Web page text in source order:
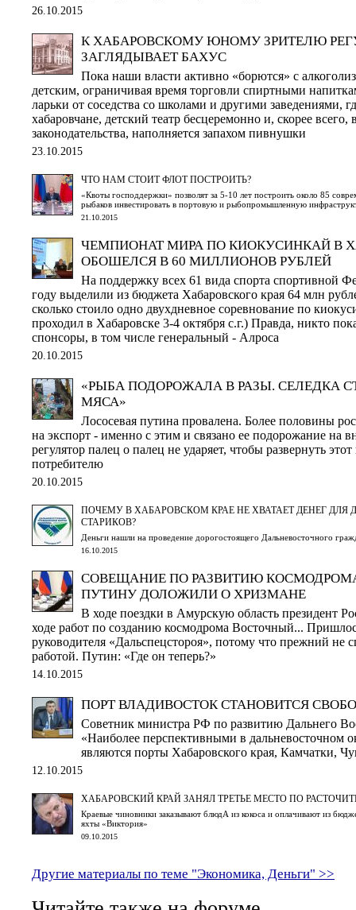
26.10.2015
К ХАБАРОВСКОМУ ЮНОМУ ЗРИТЕЛЮ
ЗАГЛЯДЫВАЕТ БАХУС
Пока наши власти активно «борются» с
детским, ограничивая время торговли спиртными
ларьки от соседства со школами и другими заведениями,
хабаровчане, детский театр бесцеремонно и, скорее
законодательства, наполняется запахом пивнушки
23.10.2015
ЧТО НАМ СТОИТ ФЛОТ ПОСТРОИТЬ?
«Квоты господдержки» позволят за 5-10 лет построить около 85
рыбаков инвестировать в портовую и рыбопромышленную
21.10.2015
ЧЕМПИОНАТ МИРА ПО КИОКУСИНКАЙ В
ОБОШЕЛСЯ В 60 МИЛЛИОНОВ РУБЛЕЙ
На поддержку всех 61 вида спорта спортивной
году выделили из бюджета Хабаровского края 64 млн
сколько стоило одно двухдневное соревнование по
проходил в Хабаровске 3-4 октября с.г.) Правда, никто
спонсоры, в том числе генеральный - Алроса
20.10.2015
«РЫБА ПОДОРОЖАЛА В РАЗЫ. СЕЛЕДКА
МЯСА»
Лососевая путина провалена. Более половины
на экспорт - именно с этим и связано ее подорожание на
регулятор палец о палец не ударяет, чтобы развернуть
потребителю
20.10.2015
ПОЧЕМУ В ХАБАРОВСКОМ КРАЕ НЕ ХВАТАЕТ ДЕНЕГ ДЛЯ
СТАРИКОВ?
Деньги нашли на проведение дорогостоящего Дальневосточного
16.10.2015
СОВЕЩАНИЕ ПО РАЗВИТИЮ
ПУТИНУ ДОЛОЖИЛИ О ХРИЗМАНЕ
В ходе поездки в Амурскую область президент
ходе работ по созданию космодрома Восточный...
руководителя «Дальспецстороя», потому что прежний не
работой. Путин: «Где он теперь?»
14.10.2015
ПОРТ ВЛАДИВОСТОК СТАНОВИТСЯ
Советник министра РФ по развитию Дальнего
«Наиболее перспективными в дальневосточном
являются порты Хабаровского края, Камчатки,
12.10.2015
ХАБАРОВСКИЙ КРАЙ ЗАНЯЛ ТРЕТЬЕ МЕСТО ПО
Краевые чиновники заказывают блюдА из кокоса и оплачивают из
яхты «Виктория»
09.10.2015
Другие материалы по теме "Экономика, Деньги" >>